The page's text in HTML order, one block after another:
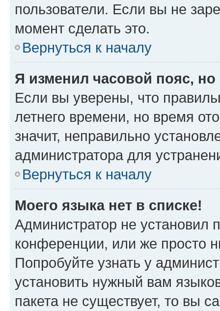
пользователи. Если вы не
момент сделать это.
Вернуться к началу
Я изменил часовой пояс,
Если вы уверены, что
летнего времени, но время
значит, неправильно
администратора для
Вернуться к началу
Моего языка нет в списке!
Администратор не установил
конференции, или же просто
Попробуйте узнать у
установить нужный вам
пакета не существует, то вы